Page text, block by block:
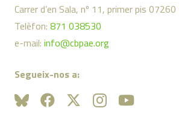
Carrer d’en Sala, nº 11, primer pis
Telèfon: 871 038530
e-mail: info@cbpae.org
Segueix-nos a: